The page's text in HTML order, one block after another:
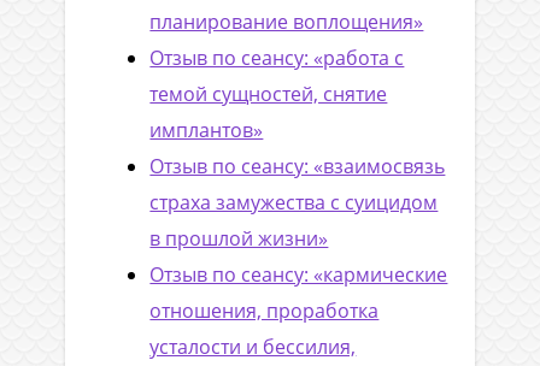
планирование воплощения»
Отзыв по сеансу: «работа с
темой сущностей, снятие
имплантов»
Отзыв по сеансу: «взаимосвязь
страха замужества с суицидом
в прошлой жизни»
Отзыв по сеансу: «кармические
отношения, проработка
усталости и бессилия,